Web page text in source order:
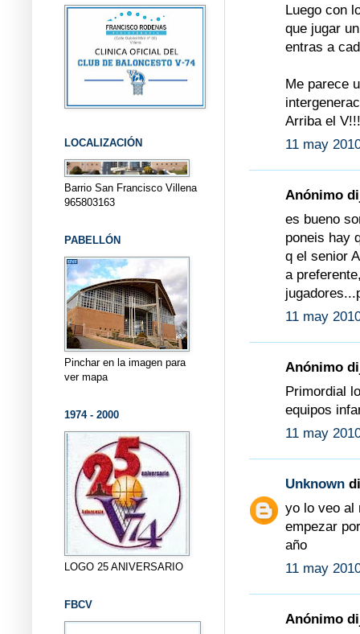
Luego con
que jugar
entras a
Me parece
Arriba el
11 may
Anónimo
es bueno
poneis hay
q el senior
a
11 may
Anónimo
Primordial
equipos
11 may
Unknown
yo lo veo al
empezar
año
11 may
Anónimo
LOCALIZACIÓN
Barrio San Francisco Villena
965803163
PABELLÓN
Pinchar en la imagen para
ver mapa
1974 - 2000
LOGO 25 ANIVERSARIO
FBCV